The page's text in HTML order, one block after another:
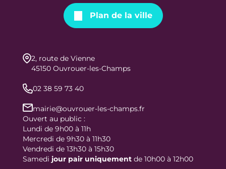
Plan de la ville
2, route de Vienne
45150 Ouvrouer-les-Champs
02 38 59 73 40
mairie@ouvrouer-les-champs.fr
Ouvert au public :
Lundi de 9h00 à 11h
Mercredi de 9h30 à 11h30
Vendredi de 13h30 à 15h30
Samedi jour pair uniquement de 10h00 à 12h00